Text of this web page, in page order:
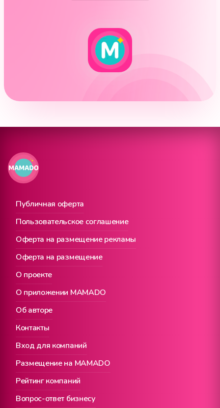
Публичная оферта
О проекте
Вход для компаний
Пользовательское соглашение
О приложении MAMADO
Размещение на MAMADO
Оферта на размещение рекламы
Об авторе
Рейтинг компаний
Оферта на размещение
Контакты
Вопрос-ответ бизнесу